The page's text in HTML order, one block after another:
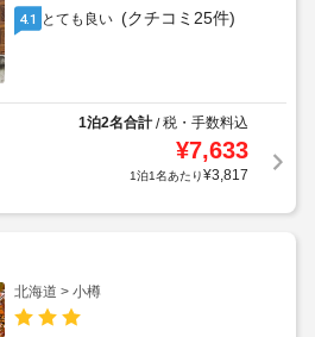
4.1 とても良い (クチコミ25件)
1泊2名合計/税・手数料込
¥7,633
1泊1名あたり¥3,817
北海道 > 小樽